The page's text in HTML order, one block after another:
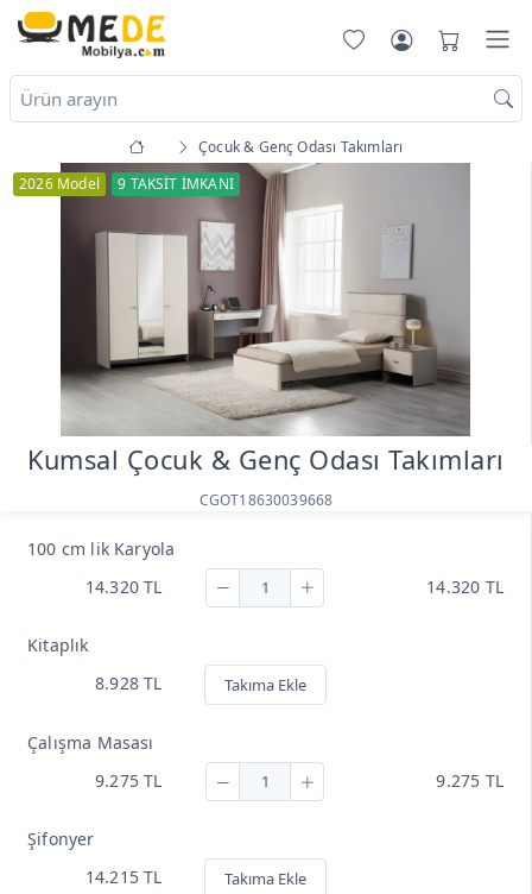
Çocuk & Genç Odası Takımları
2026 Model
9 TAKSİT İMKANI
Kumsal Çocuk & Genç Odası Takımları
CGOT18630039668
100 cm lik Karyola
14.320 TL
14.320 TL
Kitaplık
8.928 TL
Takıma Ekle
Çalışma Masası
9.275 TL
9.275 TL
Şifonyer
14.215 TL
Takıma Ekle